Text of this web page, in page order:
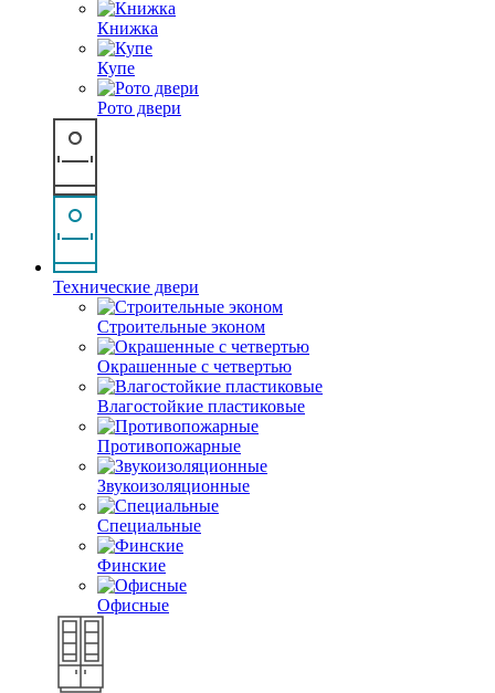
Книжка
Купе
Рото двери
Технические двери
Строительные эконом
Окрашенные с четвертью
Влагостойкие пластиковые
Противопожарные
Звукоизоляционные
Специальные
Финские
Офисные